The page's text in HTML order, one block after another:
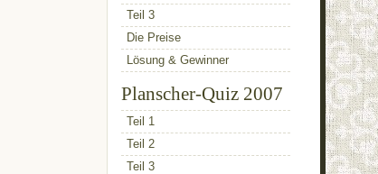
Teil 3
Die Preise
Lösung & Gewinner
Planscher-Quiz 2007
Teil 1
Teil 2
Teil 3